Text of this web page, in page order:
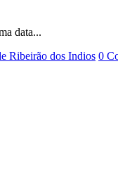
data...
Ribeirão dos Indios 0